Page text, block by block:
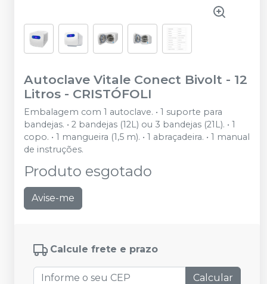
Autoclave Vitale Conect Bivolt - 12
Litros - CRISTÓFOLI
Embalagem com 1 autoclave. • 1 suporte para
bandejas. • 2 bandejas (12L) ou 3 bandejas (21L). • 1
copo. • 1 mangueira (1,5 m). • 1 abraçadeira. • 1 manual
de instruções.
Produto esgotado
Avise-me
Calcule frete e prazo
Calcular